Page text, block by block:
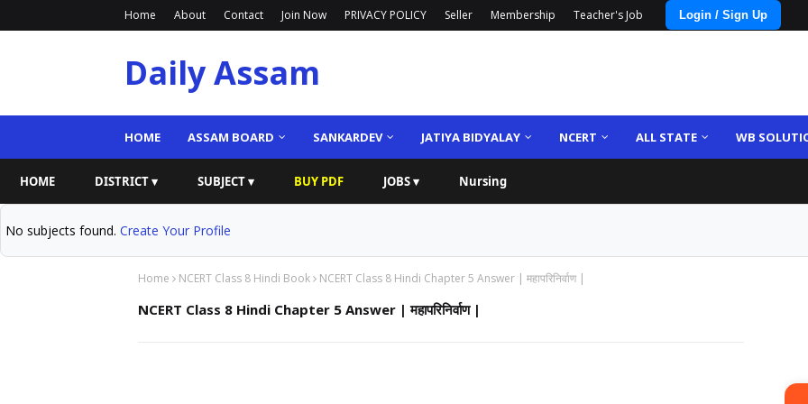
Home About Contact Join Now PRIVACY POLICY Seller Membership Teacher's Job Login / Sign Up
Daily Assam
HOME ASSAM BOARD SANKARDEV JATIYA BIDYALAY NCERT ALL STATE WB
HOME DISTRICT ▾ SUBJECT ▾ BUY PDF JOBS ▾ Nursing
No subjects found. Create Your Profile
Home NCERT Class 8 Hindi Book NCERT Class 8 Hindi Chapter 5 Answer | महापरिनिर्वाण |
NCERT Class 8 Hindi Chapter 5 Answer | महापरिनिर्वाण |